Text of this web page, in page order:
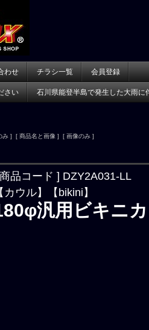
わせ チラシ一覧 会員登録
さい 石川県能登半島で発生した大雨に
み ] [ 商品名と画像 ] [ 画像のみ ]
品コード ] DZY2A031-LL
【カウル】【bikini】
汎用ビキニ